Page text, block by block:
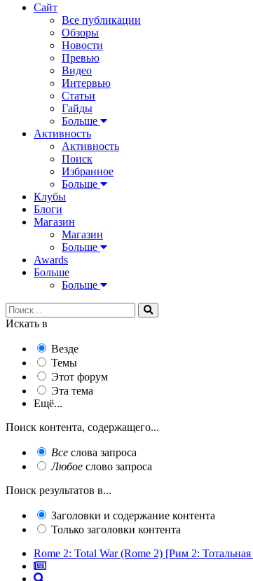
Сайт
Все публикации
Обзоры
Новости
Превью
Видео
Интервью
Статьи
Гайды
Больше
Активность
Активность
Поиск
Избранное
Больше
Клубы
Блоги
Магазин
Магазин
Больше
Awards
Больше
Больше
Искать в
Везде
Темы
Этот форум
Эта тема
Ещё...
Поиск контента, содержащего...
Все слова запроса
Любое слово запроса
Поиск результатов в...
Заголовки и содержание контента
Только заголовки контента
Rome 2: Total War (Rome 2) [Рим 2: